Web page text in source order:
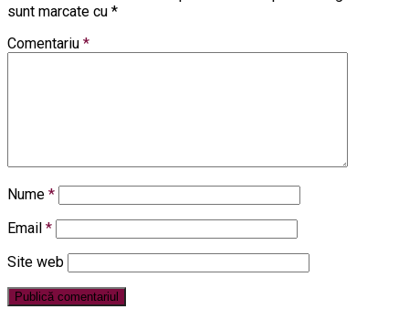
sunt marcate cu *
Comentariu *
Nume *
Email *
Site web